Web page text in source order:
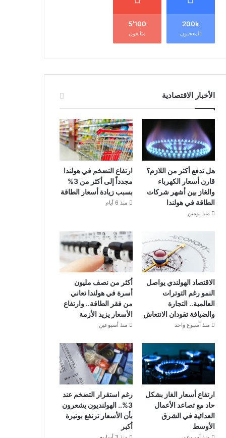
200k
المعجبون
5٬100
متابعون
الأخبار الاقتصادية
هل تدفع أكثر من اللازم؟
قارن أسعار الكهرباء
والغاز بين أشهر شركات
الطاقة في هولندا
منذ يومين
ارتفاع التضخم في هولندا
مجدداً إلى أكثر من 3%
بسبب زيادة أسعار الطاقة
منذ 6 أيام
الاقتصاد الهولندي يواصل
النمو رغم التوترات
العالمية.. التجارة
والضيافة تقودان الانتعاش
منذ أسبوع واحد
أكثر من نصف مليون
أسرة في هولندا تعاني
من فقر الطاقة.. وارتفاع
الأسعار يزيد الأزمة
منذ أسبوعين
ارتفاع أسعار الغاز بشكل
حاد مع تصاعد الأعمال
العدائية في الشرق
الأوسط
رغم استقرار التضخم عند
3%.. الهولنديون يشعرون
بأن الأسعار ترتفع بوتيرة
أكبر